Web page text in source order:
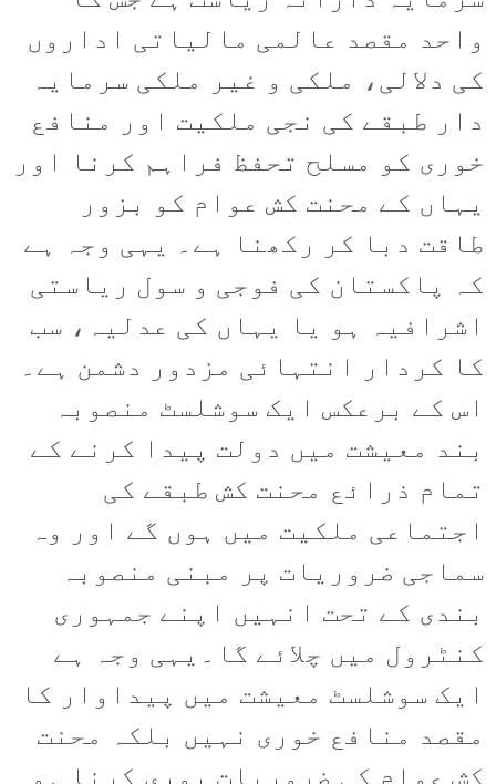
واحد مقصد عالمی مالیاتی اداروں
کی دلالی، ملکی و غیر ملکی سرمایہ
دار طبقے کی نجی ملکیت اور منافع
خوری کو مسلح تحفظ فراہم کرنا اور
یہاں کے محنت کش عوام کو بزور
طاقت دبا کر رکھنا ہے۔ یہی وجہ ہے
کہ پاکستان کی فوجی و سول ریاستی
اشرافیہ ہو یا یہاں کی عدلیہ، سب
کا کردار انتہائی مزدور دشمن ہے۔
اس کے برعکس ایک سوشلسٹ منصوبہ
بند معیشت میں دولت پیدا کرنے کے
تمام ذرائع محنت کش طبقے کی
اجتماعی ملکیت میں ہوں گے اور وہ
سماجی ضروریات پر مبنی منصوبہ
بندی کے تحت انہیں اپنے جمہوری
کنٹرول میں چلائے گا۔یہی وجہ ہے
ایک سوشلسٹ معیشت میں پیداوار کا
مقصد منافع خوری نہیں بلکہ محنت